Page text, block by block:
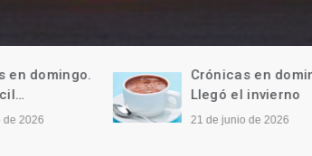
en domingo.
2026
Crónicas en
Llegó el invierno
21 de junio de 2026